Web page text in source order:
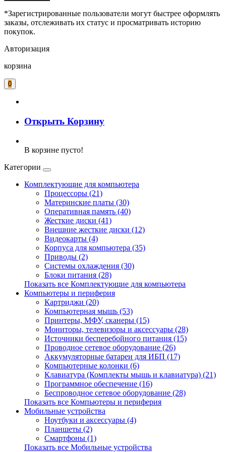
*Зарегистрированные пользователи могут быстрее оформлять
заказы, отслеживать их статус и просматривать историю
покупок.
Авторизация
корзина
0
Открыть Корзину
В корзине пусто!
Категории
Комплектующие для компьютера
Процессоры (21)
Материнские платы (30)
Оперативная память (40)
Жесткие диски (41)
Внешние жесткие диски (12)
Видеокарты (4)
Корпуса для компьютера (35)
Приводы (2)
Системы охлаждения (30)
Блоки питания (28)
Показать все Комплектующие для компьютера
Компьютеры и периферия
Картриджи (20)
Компьютерная мышь (53)
Принтеры, МФУ, сканеры (15)
Мониторы, телевизоры и аксессуары (28)
Источники бесперебойного питания (15)
Проводное сетевое оборудование (26)
Аккумуляторные батареи для ИБП (17)
Компьютерные колонки (6)
Клавиатура (Комплекты мышь и клавиатура) (21)
Программное обеспечение (16)
Беспроводное сетевое оборудование (28)
Показать все Компьютеры и периферия
Мобильные устройства
Ноутбуки и аксессуары (4)
Планшеты (2)
Смартфоны (1)
Показать все Мобильные устройства